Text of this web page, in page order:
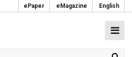
ePaper eMagazine English